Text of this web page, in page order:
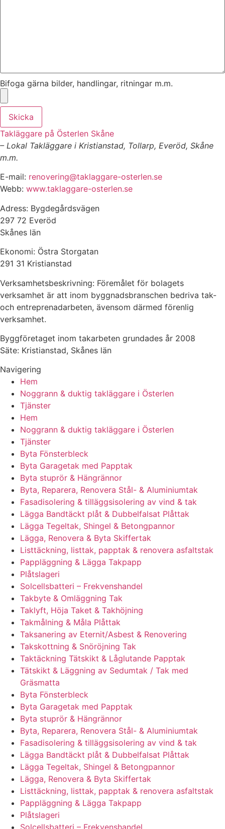
Bifoga gärna bilder, handlingar, ritningar m.m.
Skicka
Takläggare på Österlen Skåne
– Lokal Takläggare i Kristianstad, Tollarp, Everöd, Skåne
m.m.
E-mail: renovering@taklaggare-osterlen.se
Webb: www.taklaggare-osterlen.se
Adress: Bygdegårdsvägen
297 72 Everöd
Skånes län
Ekonomi: Östra Storgatan
291 31 Kristianstad
Verksamhetsbeskrivning: Föremålet för bolagets
verksamhet är att inom byggnadsbranschen bedriva tak-
och entreprenadarbeten, ävensom därmed förenlig
verksamhet.
Byggföretaget inom takarbeten grundades år 2008
Säte: Kristianstad, Skånes län
Navigering
Hem
Noggrann & duktig takläggare i Österlen
Tjänster
Hem
Noggrann & duktig takläggare i Österlen
Tjänster
Byta Fönsterbleck
Byta Garagetak med Papptak
Byta stuprör & Hängrännor
Byta, Reparera, Renovera Stål- & Aluminiumtak
Fasadisolering & tilläggsisolering av vind & tak
Lägga Bandtäckt plåt & Dubbelfalsat Plåttak
Lägga Tegeltak, Shingel & Betongpannor
Lägga, Renovera & Byta Skiffertak
Listtäckning, listtak, papptak & renovera asfaltstak
Pappläggning & Lägga Takpapp
Plåtslageri
Solcellsbatteri – Frekvenshandel
Takbyte & Omläggning Tak
Taklyft, Höja Taket & Takhöjning
Takmålning & Måla Plåttak
Taksanering av Eternit/Asbest & Renovering
Takskottning & Snöröjning Tak
Taktäckning Tätskikt & Låglutande Papptak
Tätskikt & Läggning av Sedumtak / Tak med
Gräsmatta
Byta Fönsterbleck
Byta Garagetak med Papptak
Byta stuprör & Hängrännor
Byta, Reparera, Renovera Stål- & Aluminiumtak
Fasadisolering & tilläggsisolering av vind & tak
Lägga Bandtäckt plåt & Dubbelfalsat Plåttak
Lägga Tegeltak, Shingel & Betongpannor
Lägga, Renovera & Byta Skiffertak
Listtäckning, listtak, papptak & renovera asfaltstak
Pappläggning & Lägga Takpapp
Plåtslageri